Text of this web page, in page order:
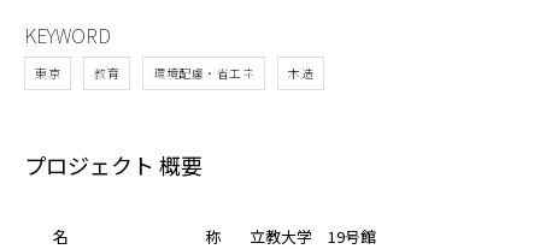
KEYWORD
東京 教育 環境配慮・省エネ 木造
プロジェクト 概要
名 称 立教大学 19号館